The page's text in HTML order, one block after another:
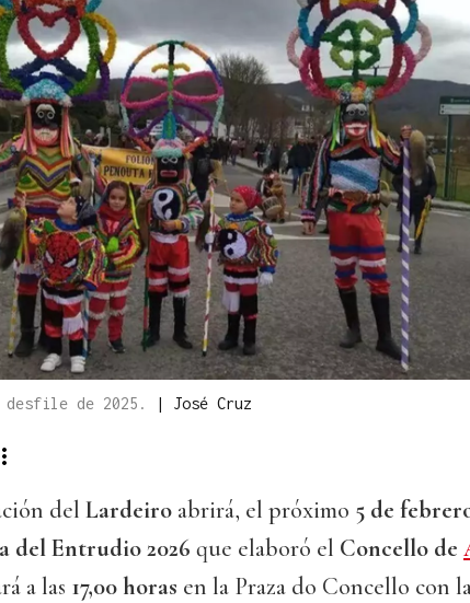
desfile de 2025. | José Cruz
del Lardeiro abrirá, el próximo 5 de
del Entrudio 2026 que elaboró el Concello de
a las 17,00 horas en la Praza do Concello con